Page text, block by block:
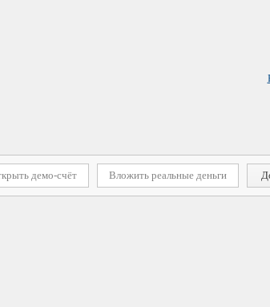
демо-счёт Вложить реальные деньги